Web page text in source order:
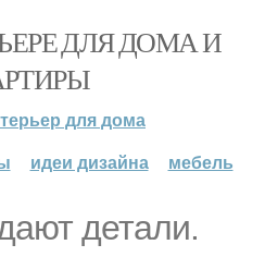
ДЛЯ ДОМА И
для дома
идеи дизайна мебель
детали.